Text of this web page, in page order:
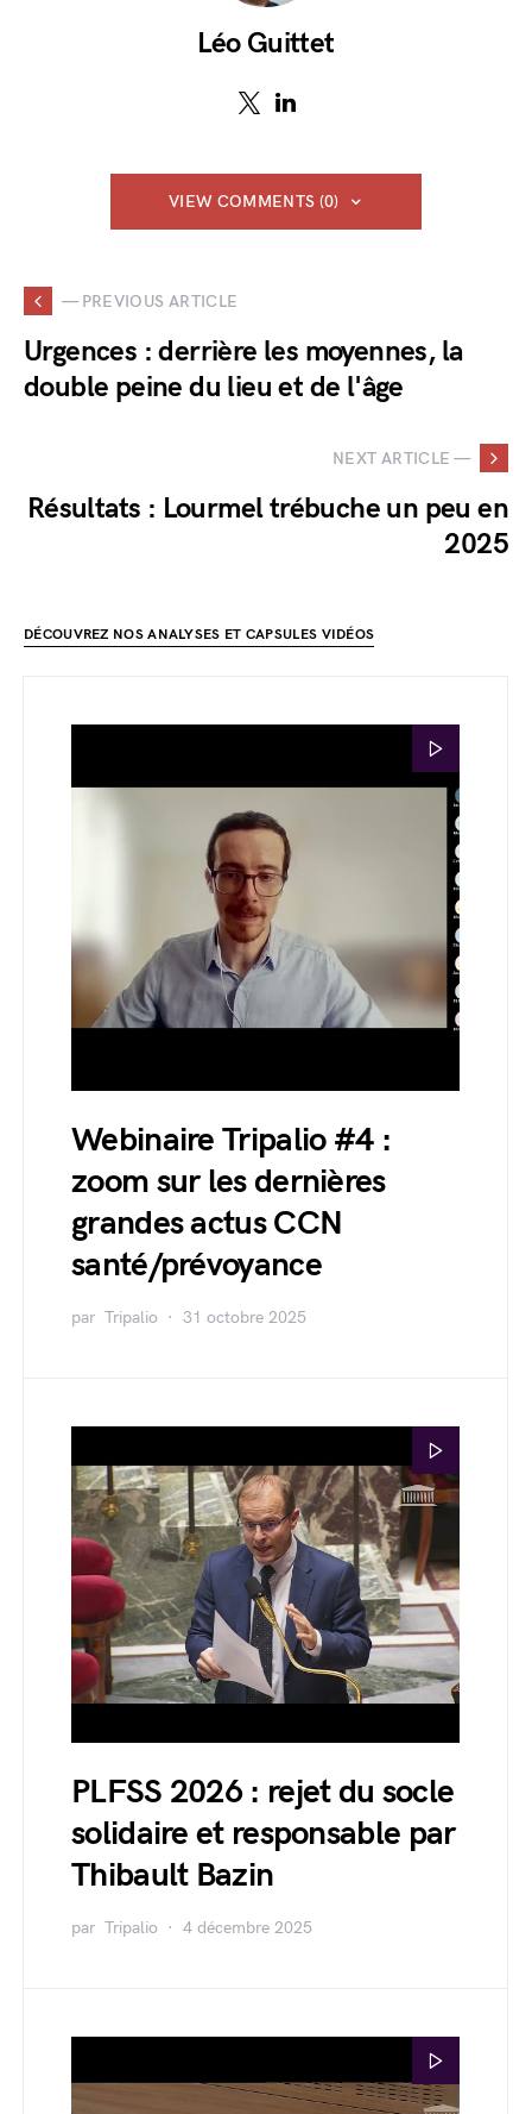
Léo Guittet
VIEW COMMENTS (0)
— PREVIOUS ARTICLE
Urgences : derrière les moyennes, la
double peine du lieu et de l'âge
NEXT ARTICLE —
Résultats : Lourmel trébuche un peu en
2025
DÉCOUVREZ NOS ANALYSES ET CAPSULES VIDÉOS
Webinaire Tripalio #4 :
zoom sur les dernières
grandes actus CCN
santé/prévoyance
par Tripalio 31 octobre 2025
PLFSS 2026 : rejet du socle
solidaire et responsable par
Thibault Bazin
par Tripalio 4 décembre 2025